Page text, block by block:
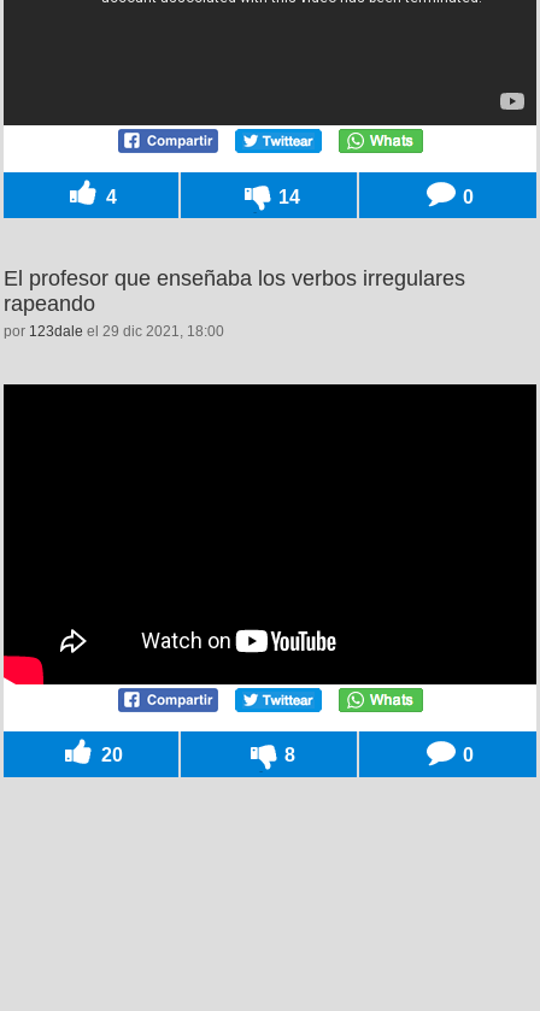
4 14 0
El profesor que enseñaba los verbos irregulares
rapeando
por 123dale el 29 dic 2021, 18:00
20 8 0